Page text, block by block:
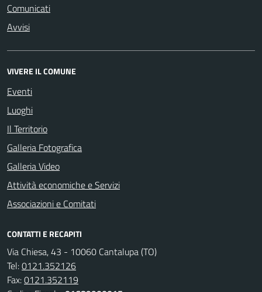
Comunicati
Avvisi
VIVERE IL COMUNE
Eventi
Luoghi
Il Territorio
Galleria Fotografica
Galleria Video
Attività economiche e Servizi
Associazioni e Comitati
CONTATTI E RECAPITI
Via Chiesa, 43 - 10060 Cantalupa (TO)
Tel:0121.352126
Fax:0121.352119